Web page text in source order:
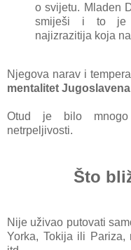
o svijetu. Mladen
smiješi i to je
najizrazitija koja
Njegova narav i
mentalitet Jugoslavena
Otud je bilo
netrpeljivosti.
Što
Nije uživao putovati
Yorka, Tokija ili